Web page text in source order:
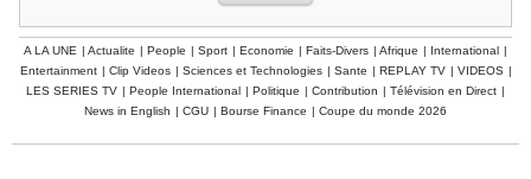
A LA UNE | Actualite | People | Sport | Economie | Faits-Divers | Afrique | International |
Entertainment | Clip Videos | Sciences et Technologies | Sante | REPLAY TV | VIDEOS |
LES SERIES TV | People International | Politique | Contribution | Télévision en Direct |
News in English | CGU | Bourse Finance | Coupe du monde 2026